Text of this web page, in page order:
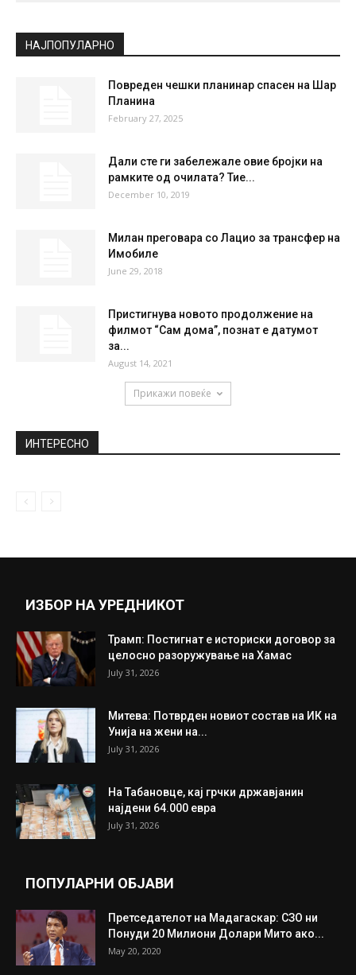
НАЈПОПУЛАРНО
Повреден чешки планинар спасен на Шар
Планина
February 27, 2025
Дали сте ги забележале овие бројки на
рамките од очилата? Тие...
December 10, 2019
Милан преговара со Лацио за трансфер на
Имобиле
June 29, 2018
Пристигнува новото продолжение на
филмот “Сам дома”, познат е датумот
за...
August 14, 2021
Прикажи повеќе
ИНТЕРЕСНО
ИЗБОР НА УРЕДНИКОТ
Трамп: Постигнат е историски договор за
целосно разоружување на Хамас
July 31, 2026
Митева: Потврден новиот состав на ИК на
Унија на жени на...
July 31, 2026
На Табановце, кај грчки државјанин
најдени 64.000 евра
July 31, 2026
ПОПУЛАРНИ ОБЈАВИ
Претседателот на Мадагаскар: СЗО ни
Понуди 20 Милиони Долари Мито ако...
May 20, 2020